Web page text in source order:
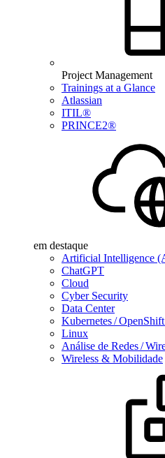
Project Management
Trainings at a Glance
Atlassian
ITIL®
PRINCE2®
em destaque
Artificial Intelligence
ChatGPT
Cloud
Cyber Security
Data Center
Kubernetes /
Linux
Análise de Redes /
Wireless & Mobilidade